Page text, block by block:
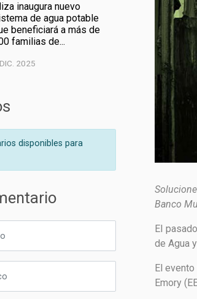
inaugura nuevo
de agua potable
beneficiará a más de
familias de...
2025
disponibles para
Banco
El
de Agua
El
Emory